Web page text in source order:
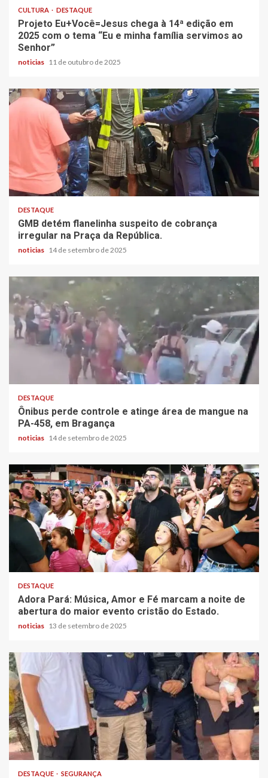
CULTURA DESTAQUE
Projeto Eu+Você=Jesus chega à 14ª edição em
2025 com o tema “Eu e minha família servimos ao
Senhor”
noticias 11 de outubro de 2025
DESTAQUE
GMB detém flanelinha suspeito de cobrança
irregular na Praça da República.
noticias 14 de setembro de 2025
DESTAQUE
Ônibus perde controle e atinge área de mangue na
PA-458, em Bragança
noticias 14 de setembro de 2025
DESTAQUE
Adora Pará: Música, Amor e Fé marcam a noite de
abertura do maior evento cristão do Estado.
noticias 13 de setembro de 2025
DESTAQUE SEGURANÇA